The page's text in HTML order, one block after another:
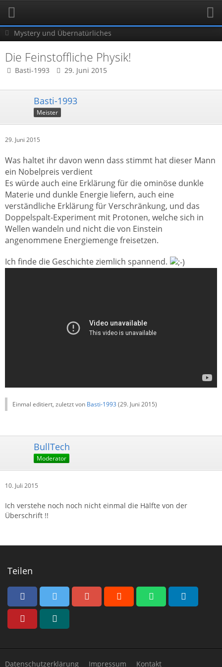
Mystery und Übernatürliches
Die Feinstoffliche Physik!
Basti-1993 29. Juni 2015
Basti-1993
Meister
29. Juni 2015
Was haltet ihr davon wenn dass stimmt hat dieser Mann
ein Nobelpreis verdient
Es würde auch eine Erklärung für die ominöse dunkle
Materie und dunkle Energie liefern, auch eine
verständliche Erklärung für Verschränkung, und das
Doppelspalt-Experiment mit Protonen, welche sich in
Wellen wandeln und nicht die von Einstein
angenommene Energiemenge freisetzen.
Ich finde die Geschichte ziemlich spannend.
Einmal editiert, zuletzt von Basti-1993 (29. Juni 2015)
BullTech
Moderator
10. Juli 2015
Ich verstehe noch noch nicht einmal die Hälfte von der
Überschrift !!
Teilen
Datenschutzerklärung Impressum Kontakt